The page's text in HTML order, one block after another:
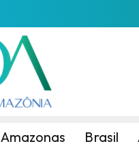
Amazonas Brasil